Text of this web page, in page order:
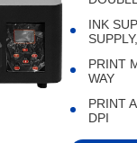
INK
PRINT
WAY
PRINT
DPI